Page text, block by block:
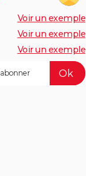
Voir un exemple
Voir un exemple
Voir un exemple